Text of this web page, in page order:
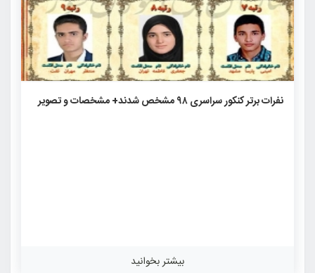
نفرات برتر کنکور سراسری ۹۸ مشخص شدند+ مشخصات و تصویر
بیشتر بخوانید